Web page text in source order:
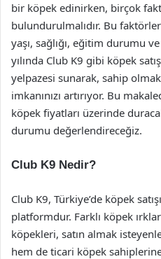
bir köpek edinirken, birçok
bulundurulmalıdır. Bu
yaşı, sağlığı, eğitim durumu
yılında Club K9 gibi köpek
yelpazesi sunarak, sahip
imkanınızı artırıyor. Bu
köpek fiyatları üzerinde
durumu değerlendireceğiz.
Club K9 Nedir?
Club K9, Türkiye’de köpek
platformdur. Farklı köpek
köpekleri, satın almak
hem de ticari köpek